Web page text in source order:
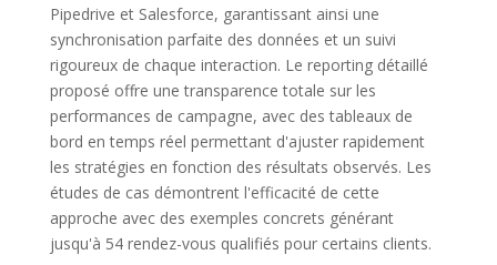
Pipedrive et Salesforce, garantissant ainsi une
synchronisation parfaite des données et un suivi
rigoureux de chaque interaction. Le reporting détaillé
proposé offre une transparence totale sur les
performances de campagne, avec des tableaux de
bord en temps réel permettant d'ajuster rapidement
les stratégies en fonction des résultats observés. Les
études de cas démontrent l'efficacité de cette
approche avec des exemples concrets générant
jusqu'à 54 rendez-vous qualifiés pour certains clients.